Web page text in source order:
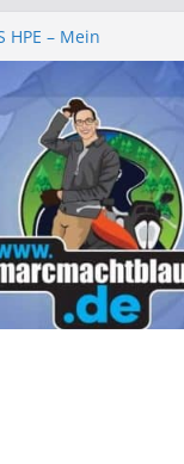
HPE – Mein
rundum
in Zell, gell?!“
und MP3
Beverly